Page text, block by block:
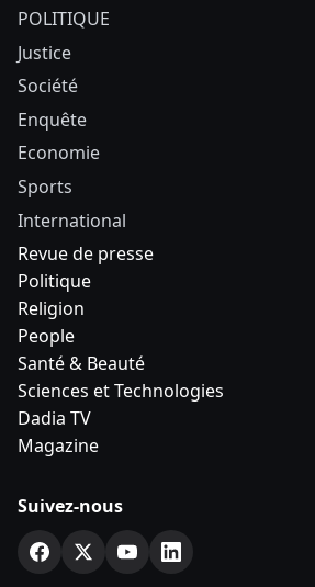
POLITIQUE
Justice
Société
Enquête
Economie
Sports
International
Revue de presse
Politique
Religion
People
Santé & Beauté
Sciences et Technologies
Dadia TV
Magazine
Suivez-nous